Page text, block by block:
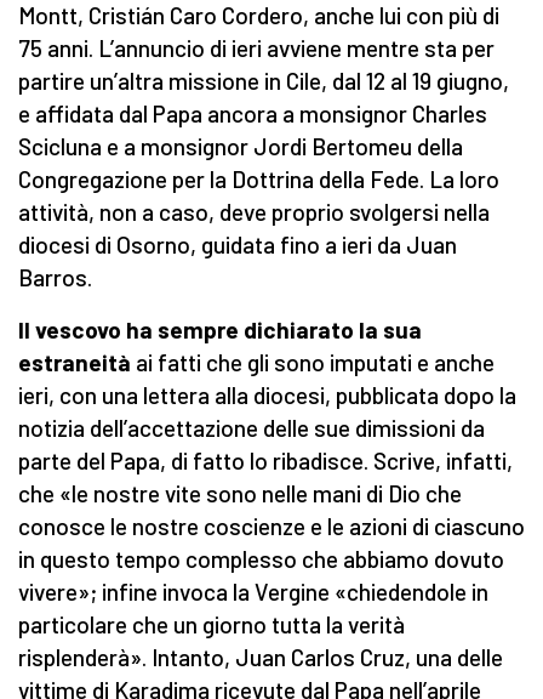
Montt, Cristián Caro Cordero, anche lui con più di
75 anni. L’annuncio di ieri avviene mentre sta per
partire un’altra missione in Cile, dal 12 al 19 giugno,
e affidata dal Papa ancora a monsignor Charles
Scicluna e a monsignor Jordi Bertomeu della
Congregazione per la Dottrina della Fede. La loro
attività, non a caso, deve proprio svolgersi nella
diocesi di Osorno, guidata fino a ieri da Juan
Barros.
Il vescovo ha sempre dichiarato la sua
estraneità ai fatti che gli sono imputati e anche
ieri, con una lettera alla diocesi, pubblicata dopo la
notizia dell’accettazione delle sue dimissioni da
parte del Papa, di fatto lo ribadisce. Scrive, infatti,
che «le nostre vite sono nelle mani di Dio che
conosce le nostre coscienze e le azioni di ciascuno
in questo tempo complesso che abbiamo dovuto
vivere»; infine invoca la Vergine «chiedendole in
particolare che un giorno tutta la verità
risplenderà». Intanto, Juan Carlos Cruz, una delle
vittime di Karadima ricevute dal Papa nell’aprile